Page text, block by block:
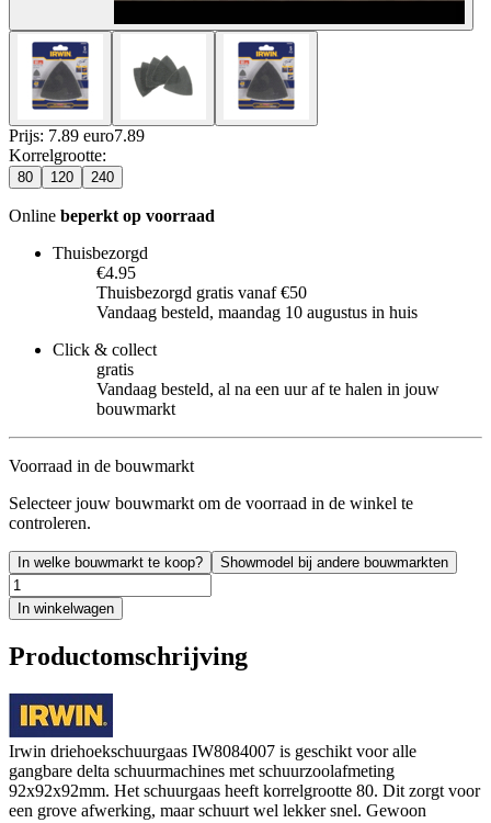
Prijs: 7.89 euro7.89
Korrelgrootte:
80 120 240
Online beperkt op voorraad
Thuisbezorgd
€4.95
Thuisbezorgd gratis vanaf €50
Vandaag besteld, maandag 10 augustus in huis
Click & collect
gratis
Vandaag besteld, al na een uur af te halen in jouw
bouwmarkt
Voorraad in de bouwmarkt
Selecteer jouw bouwmarkt om de voorraad in de winkel te
controleren.
In welke bouwmarkt te koop? Showmodel bij andere bouwmarkten
In winkelwagen
Productomschrijving
Irwin driehoekschuurgaas IW8084007 is geschikt voor alle
gangbare delta schuurmachines met schuurzoolafmeting
92x92x92mm. Het schuurgaas heeft korrelgrootte 80. Dit zorgt voor
een grove afwerking, maar schuurt wel lekker snel. Gewoon